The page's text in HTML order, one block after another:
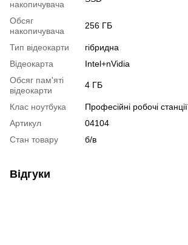
накопичувача
Обсяг
накопичувача
256 ГБ
Тип відеокарти
гібридна
Відеокарта
Intel+nVidia
Обсяг пам'яті
відеокарти
4 ГБ
Клас ноутбука
Професійні робочі станції
Артикул
04104
Стан товару
б/в
Відгуки